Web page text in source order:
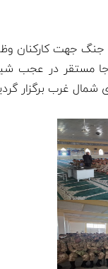
غرب برگزار